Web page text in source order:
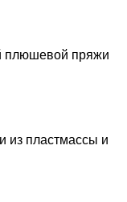
плюшевой пряжи
из пластмассы и